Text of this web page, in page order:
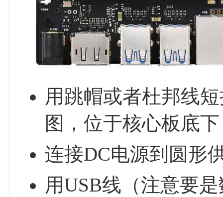
用跳帽或者杜邦线
图，位于核心板底下
连接DC电源到圆形
用USB线（注意要